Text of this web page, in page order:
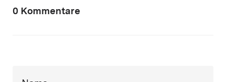
0 Kommentare